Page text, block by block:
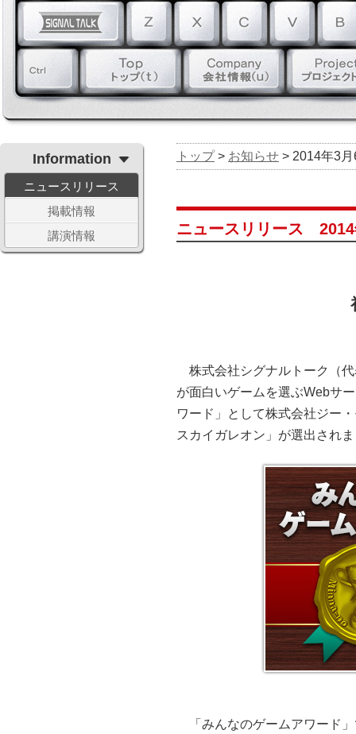
トップ> お知らせ > 2014年3
ニュースリリース 2014
株式会社シグナルトーク（
が面白いゲームを選ぶWebサ
ワード」として株式会社ジー
スカイガレオン」が選出され
「みんなのゲームアワード
Information
ニュースリリース
掲載情報
講演情報